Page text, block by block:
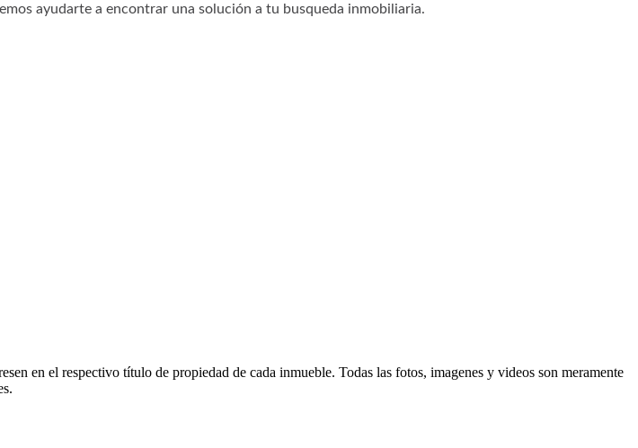
ayudarte a encontrar una solución a tu busqueda inmobiliaria.
en el respectivo título de propiedad de cada inmueble. Todas las fotos, imagenes y videos son meramente